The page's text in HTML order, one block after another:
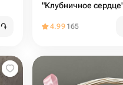
֏
"Клубничное
4.99 165